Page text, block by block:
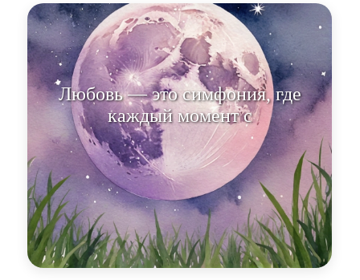
Любовь — это симфония, где
каждый момент становится
неповторимой нотой.